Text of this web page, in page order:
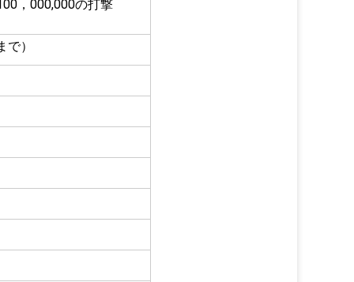
，000,000の打撃
）